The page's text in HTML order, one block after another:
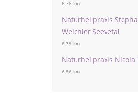
6,78 km
Naturheilpraxis
Weichler Seevetal
6,79 km
Naturheilpraxis Nicola
6,96 km